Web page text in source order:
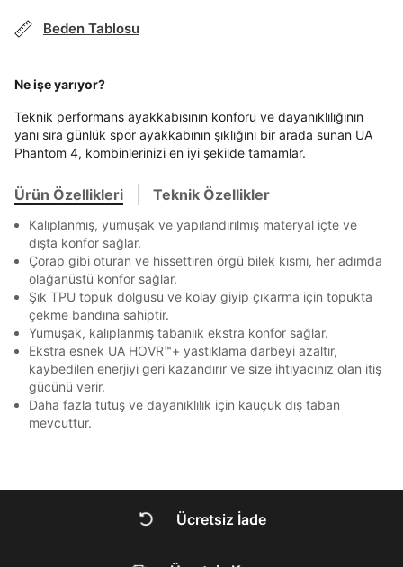
DOĞRU UNDER
İşbankası Maximum 6
Akbank Axess
Ziraat Bankası Ziraat Bankası
QNB QNB 4
AnadoluBank
Kapat
Beden Tablosu
Ne işe yarıyor?
Teknik performans ayakkabısının konforu ve dayanıklılığının
yanı sıra günlük spor ayakkabının şıklığını bir arada sunan UA
Phantom 4, kombinlerinizi en iyi şekilde tamamlar.
Ürün Özellikleri Teknik Özellikler
Kalıplanmış, yumuşak ve yapılandırılmış materyal içte ve
dışta konfor sağlar.
Çorap gibi oturan ve hissettiren örgü bilek kısmı, her adımda
olağanüstü konfor sağlar.
Şık TPU topuk dolgusu ve kolay giyip çıkarma için topukta
çekme bandına sahiptir.
Yumuşak, kalıplanmış tabanlık ekstra konfor sağlar.
Ekstra esnek UA HOVR™+ yastıklama darbeyi azaltır,
kaybedilen enerjiyi geri kazandırır ve size ihtiyacınız olan itiş
gücünü verir.
Daha fazla tutuş ve dayanıklılık için kauçuk dış taban
mevcuttur.
Mağazada Bul
Mağazada Bul
Stok Bildirimi
Ürün stoklara geldiğinde
bildirim göndereceğiz.
Kapat
Ücretsiz İade
Term Of Use
ipsum
aşağıdaki bilgileri giriniz.
E-posta Adresi *
Sipariş Numaranız *
Şifre*
göster
En az 8 karakter
Bir küçük harf karakter
En az 1 özel karakter
Aşağıdakileri okudum ve kabul ediyorum:
Kişisel verilerinizAydınlatma Metni
uyarınca işlenecektir. Kişisel verilerimin Doğuş
Perakende Satış Giyim ve Aksesuar Ticaret A.Ş.
tarafından ticari elektronik ileti gönderilmesi amacıyla
işlenmesini kabul ediyorum.
Sms
E-mail
Çağrı Merkezi / Arama
Doğuş Grubu şirketlerinde bulunan pazarlama
amacıyla işlenmesini kabul ediyorum.
Kimlik, iletişim ve müşteri işlem verilerimin alınan
internet sitesi altyapı hizmetlerinin sunucularının yurt
sn
Bilgilerinizi güncellemek için lütfen telefonunuza SMS
ile gelen kodu girerek telefon numaranızı doğrulayın.
sn
Bilgilerinizi güncellemek için lütfen telefonunuza SMS
ile gelen kodu girerek telefon numaranızı doğrulayın.